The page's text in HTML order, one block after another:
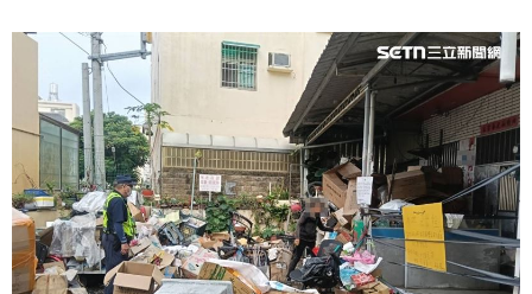
善、開罰並收取代清運費，透過三管齊下，杜絕垃圾堆
積問題。